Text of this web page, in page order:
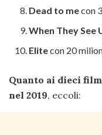
Dead to mecon
When They See
Elitecon 20
Quanto ai dieci
nel 2019, eccoli: